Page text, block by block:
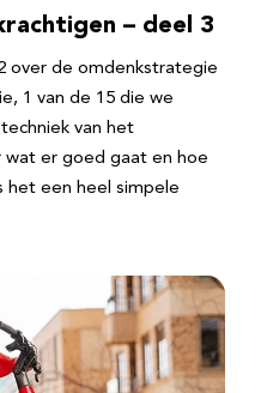
– deel 3
over de omdenkstrategie
1 van de 15 die we
van het
wat er goed gaat en hoe
het een heel simpele